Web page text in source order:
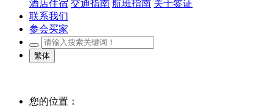
酒店住宿 交通指南 航班指南 关于签证
联系我们
参会买家
繁体
您的位置：